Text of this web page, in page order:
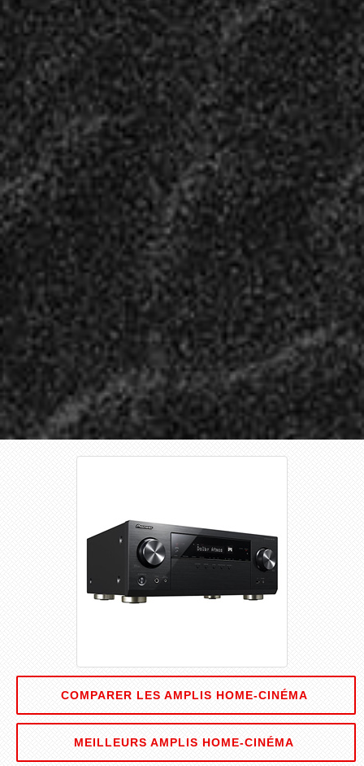
COMPARER LES AMPLIS HOME-CINÉMA
MEILLEURS AMPLIS HOME-CINÉMA